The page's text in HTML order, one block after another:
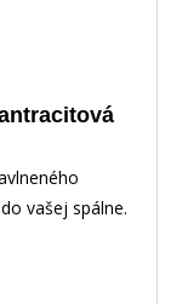
vašej spálne.